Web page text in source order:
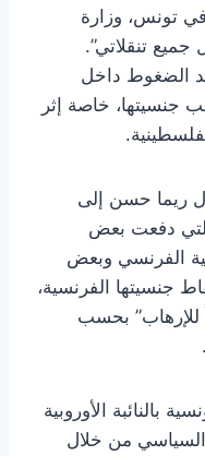
تونس، وزارة
جميع تنقلاتي”.
الضغوط داخل
جنسيتها، خاصة إثر
ريما حسن إلى
دفعت بعض
الفرنسي وبعض
جنسيتها الفرنسية،
للإرهاب” بحسب
بالنائبة الأوروبية
من خلال